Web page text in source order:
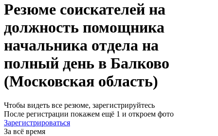
Резюме соискателей на
должность помощника
начальника отдела на
полный день в Балково
(Московская область)
Чтобы видеть все резюме, зарегистрируйтесь
После регистрации покажем ещё 1 и откроем фото
Зарегистрироваться
За всё время